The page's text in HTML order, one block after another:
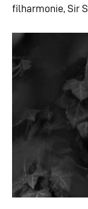
filharmonie, Sir